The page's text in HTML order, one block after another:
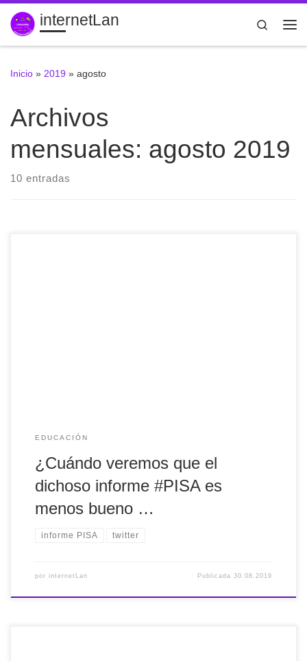
Saltar al contenido
internetLan
Search
Inicio » 2019 » agosto
Archivos
mensuales: agosto 2019
10 entradas
EDUCACIÓN
¿Cuándo veremos que el
dichoso informe #PISA es
menos bueno …
informe PISA twitter
por internetLan Publicada30.08.2019